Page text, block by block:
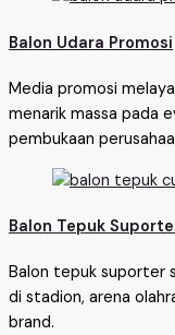
Balon Udara Promosi
Media promosi
menarik massa pada
pembukaan
Balon Tepuk
Balon tepuk suporter
di stadion, arena
brand.